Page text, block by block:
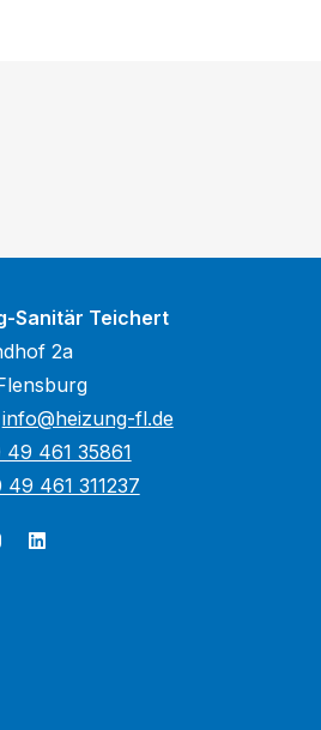
Sanitär Teichert
2a
info@heizung-fl.de
49 461 35861
49 461 311237